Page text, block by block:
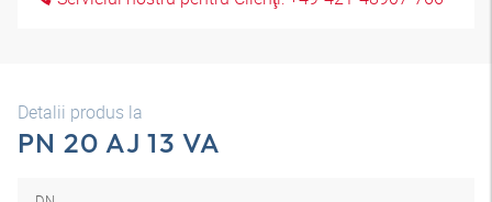
Detalii produs la
PN 20 AJ 13 VA